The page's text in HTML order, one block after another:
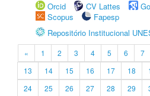
Orcid
CV Lattes
Scopus
Fapesp
Repositório Institucional
« 1 2 3 4 5 6 7
13
14 15 16 17 18
24
25 26 27 28 29